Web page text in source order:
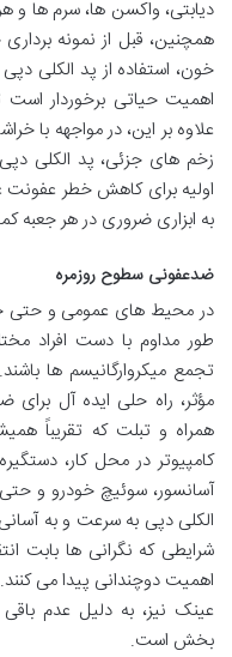
دیابتی، واکسن ها، سرم ها و
همچنین، قبل از نمونه
خون، استفاده از پد الکلی
اهمیت حیاتی برخوردار است
علاوه بر این، در مواجهه با
زخم های جزئی، پد الکلی
اولیه برای کاهش خطر عفونت
به ابزاری ضروری در هر جعبه
ضدعفونی سطوح روزمره
در محیط های عمومی و حتی
طور مداوم با دست افراد
تجمع میکروارگانیسم ها
مؤثر، راه حلی ایده آل
همراه و تبلت که تقریباً
کامپیوتر در محل کار،
آسانسور، سوئیچ خودرو و
الکلی دپی به سرعت و به
شرایطی که نگرانی ها بابت
اهمیت دوچندانی پیدا می
عینک نیز، به دلیل عدم
بخش است.